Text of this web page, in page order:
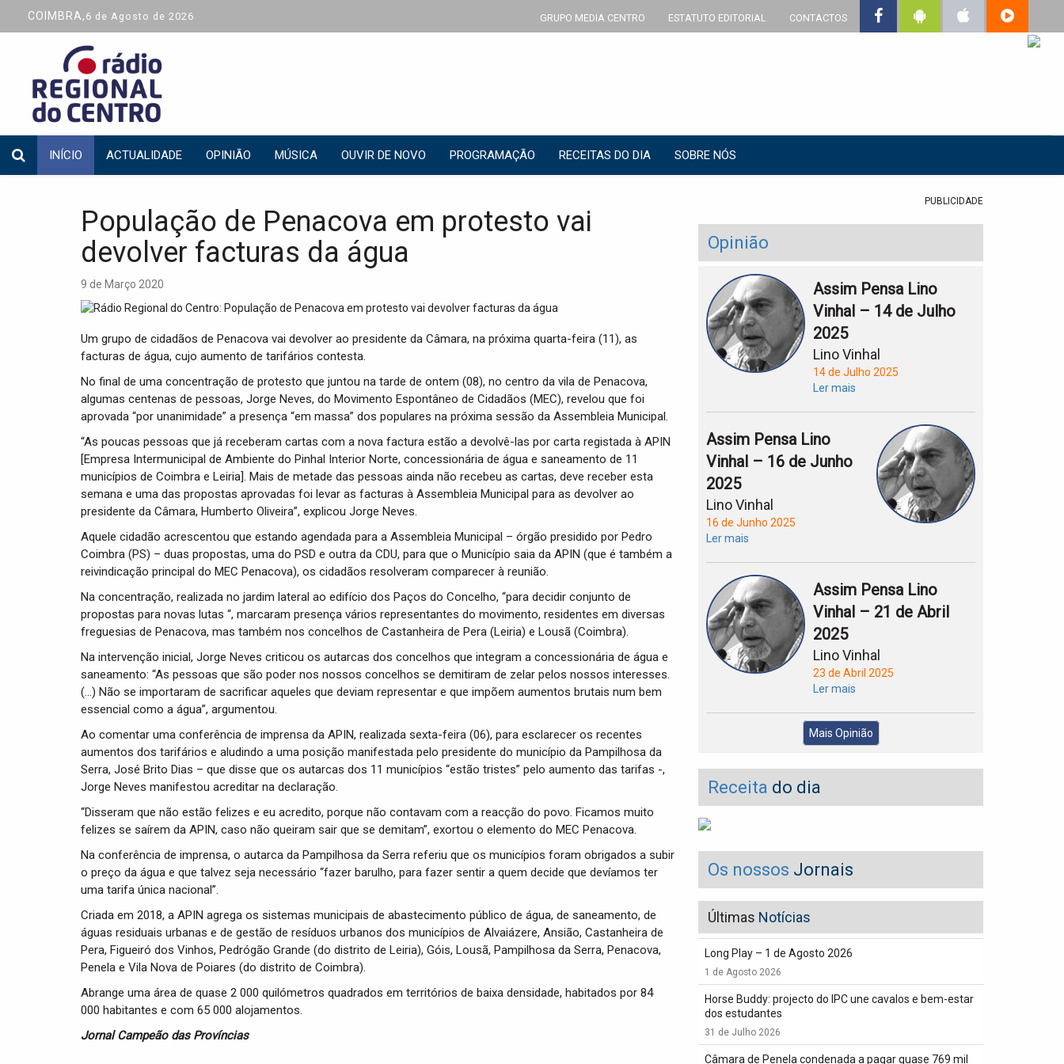
COIMBRA, 6 de Agosto de 2026 GRUPO MEDIA CENTRO ESTATUTO EDITORIAL CONTACTOS
INÍCIO ACTUALIDADE OPINIÃO MÚSICA OUVIR DE NOVO PROGRAMAÇÃO RECEITAS DO DIA SOBRE NÓS
População de Penacova em protesto vai
devolver facturas da água
9 de Março 2020
Um grupo de cidadãos de Penacova vai devolver ao presidente da Câmara, na próxima quarta-feira (11), as
facturas de água, cujo aumento de tarifários contesta.
No final de uma concentração de protesto que juntou na tarde de ontem (08), no centro da vila de Penacova,
algumas centenas de pessoas, Jorge Neves, do Movimento Espontâneo de Cidadãos (MEC), revelou que foi
aprovada “por unanimidade” a presença “em massa” dos populares na próxima sessão da Assembleia Municipal.
“As poucas pessoas que já receberam cartas com a nova factura estão a devolvê-las por carta registada à APIN
[Empresa Intermunicipal de Ambiente do Pinhal Interior Norte, concessionária de água e saneamento de 11
municípios de Coimbra e Leiria]. Mais de metade das pessoas ainda não recebeu as cartas, deve receber esta
semana e uma das propostas aprovadas foi levar as facturas à Assembleia Municipal para as devolver ao
presidente da Câmara, Humberto Oliveira”, explicou Jorge Neves.
Aquele cidadão acrescentou que estando agendada para a Assembleia Municipal – órgão presidido por Pedro
Coimbra (PS) – duas propostas, uma do PSD e outra da CDU, para que o Município saia da APIN (que é também a
reivindicação principal do MEC Penacova), os cidadãos resolveram comparecer à reunião.
Na concentração, realizada no jardim lateral ao edifício dos Paços do Concelho, “para decidir conjunto de
propostas para novas lutas “, marcaram presença vários representantes do movimento, residentes em diversas
freguesias de Penacova, mas também nos concelhos de Castanheira de Pera (Leiria) e Lousã (Coimbra).
Na intervenção inicial, Jorge Neves criticou os autarcas dos concelhos que integram a concessionária de água e
saneamento: “As pessoas que são poder nos nossos concelhos se demitiram de zelar pelos nossos interesses.
(…) Não se importaram de sacrificar aqueles que deviam representar e que impõem aumentos brutais num bem
essencial como a água”, argumentou.
Ao comentar uma conferência de imprensa da APIN, realizada sexta-feira (06), para esclarecer os recentes
aumentos dos tarifários e aludindo a uma posição manifestada pelo presidente do município da Pampilhosa da
Serra, José Brito Dias – que disse que os autarcas dos 11 municípios “estão tristes” pelo aumento das tarifas -,
Jorge Neves manifestou acreditar na declaração.
“Disseram que não estão felizes e eu acredito, porque não contavam com a reacção do povo. Ficamos muito
felizes se saírem da APIN, caso não queiram sair que se demitam”, exortou o elemento do MEC Penacova.
Na conferência de imprensa, o autarca da Pampilhosa da Serra referiu que os municípios foram obrigados a subir
o preço da água e que talvez seja necessário “fazer barulho, para fazer sentir a quem decide que devíamos ter
uma tarifa única nacional”.
Criada em 2018, a APIN agrega os sistemas municipais de abastecimento público de água, de saneamento, de
águas residuais urbanas e de gestão de resíduos urbanos dos municípios de Alvaiázere, Ansião, Castanheira de
Pera, Figueiró dos Vinhos, Pedrógão Grande (do distrito de Leiria), Góis, Lousã, Pampilhosa da Serra, Penacova,
Penela e Vila Nova de Poiares (do distrito de Coimbra).
Abrange uma área de quase 2 000 quilómetros quadrados em territórios de baixa densidade, habitados por 84
000 habitantes e com 65 000 alojamentos.
Jornal Campeão das Províncias
PUBLICIDADE
Opinião
Assim Pensa Lino
Vinhal – 14 de Julho
2025
Lino Vinhal
14 de Julho 2025
Ler mais
Assim Pensa Lino
Vinhal – 16 de Junho
2025
Lino Vinhal
16 de Junho 2025
Ler mais
Assim Pensa Lino
Vinhal – 21 de Abril
2025
Lino Vinhal
23 de Abril 2025
Ler mais
Mais Opinião
Receita do dia
Os nossos Jornais
Últimas Notícias
Long Play – 1 de Agosto 2026
1 de Agosto 2026
Horse Buddy: projecto do IPC une cavalos e bem-estar
dos estudantes
31 de Julho 2026
Câmara de Penela condenada a pagar quase 769 mil